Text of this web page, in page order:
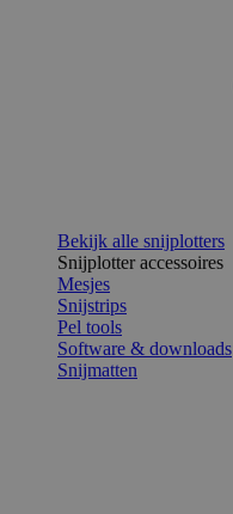
Bekijk alle snijplotters
Snijplotter accessoires
Mesjes
Snijstrips
Pel tools
Software & downloads
Snijmatten